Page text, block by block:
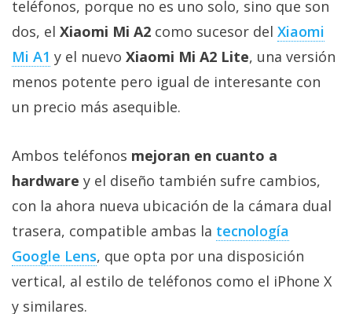
Foros
Contacto
/
Sobre
/
Publicidad
/
Cambiar
opciones
de
privacidad
/
Aviso
teléfonos, porque no es uno solo, sino que son
dos, el Xiaomi Mi A2 como sucesor del Xiaomi
Mi A1 y el nuevo Xiaomi Mi A2 Lite, una versión
menos potente pero igual de interesante con
un precio más asequible.
Ambos teléfonos mejoran en cuanto a
hardware y el diseño también sufre cambios,
con la ahora nueva ubicación de la cámara dual
trasera, compatible ambas la tecnología
Google Lens, que opta por una disposición
vertical, al estilo de teléfonos como el iPhone X
y similares.